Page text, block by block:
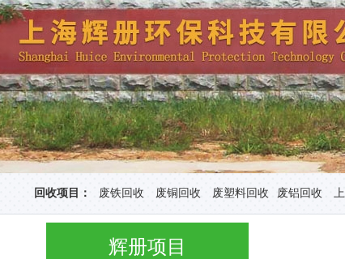
回收项目： 废铁回收 废铜回收 废塑料回收 废铝回收
辉册项目